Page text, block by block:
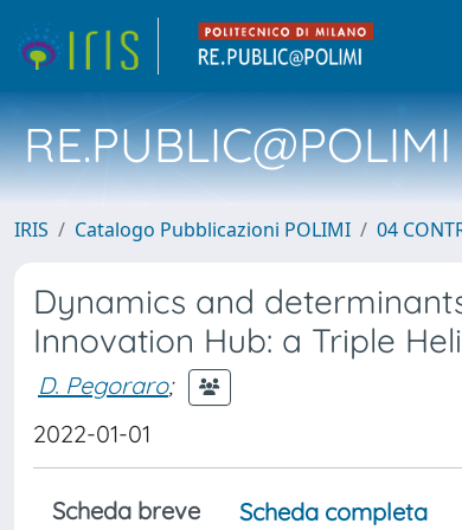
RE.PUBLIC@POLIMI
IRIS Catalogo Pubblicazioni POLIMI 04
Dynamics and
Innovation Hub: a Triple
D. Pegoraro;
2022-01-01
Scheda breve Scheda completa